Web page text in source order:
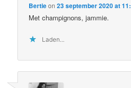
Bertieon23 september 2020 at
Met champignons, jammie.
Laden...